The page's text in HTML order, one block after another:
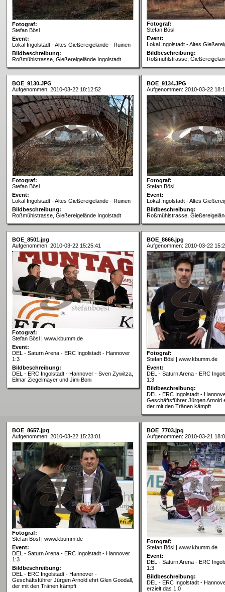
Fotograf:
Stefan Bösl
Event:
Lokal Ingolstadt - Altes Gießereigelände - Ruinen
Bildbeschreibung:
Roßmühlstrasse, Gießereigelände Ingolstadt
Fotograf:
Stefan Bösl
Event:
Lokal Ingolstadt - Altes
Bildbeschreibung:
Roßmühlstrasse,
BOE_9130.JPG
Aufgenommen: 2010-03-22 18:12:52
Fotograf:
Stefan Bösl
Event:
Lokal Ingolstadt - Altes Gießereigelände - Ruinen
Bildbeschreibung:
Roßmühlstrasse, Gießereigelände Ingolstadt
BOE_9134.JPG
Aufgenommen: 2010-03-22
Fotograf:
Stefan Bösl
Event:
Lokal Ingolstadt - Altes
Bildbeschreibung:
Roßmühlstrasse,
BOE_8501.jpg
Aufgenommen: 2010-03-22 15:25:41
Fotograf:
Stefan Bösl | www.kbumm.de
Event:
DEL - Saturn Arena - ERC Ingolstadt - Hannover
1:3
Bildbeschreibung:
DEL - ERC Ingolstadt - Hannover - Sven Zywitza,
Elmar Ziegelmayer und Jimi Boni
BOE_8666.jpg
Aufgenommen: 2010-03-22
Fotograf:
Stefan Bösl | www.kbumm.de
Event:
DEL - Saturn Arena - ERC
1:3
Bildbeschreibung:
DEL - ERC Ingolstadt -
Geschäftsführer Jürgen Arnold
der mit den Tränen kämpft
BOE_8657.jpg
Aufgenommen: 2010-03-22 15:23:01
Fotograf:
Stefan Bösl | www.kbumm.de
Event:
DEL - Saturn Arena - ERC Ingolstadt - Hannover
1:3
Bildbeschreibung:
DEL - ERC Ingolstadt - Hannover -
Geschäftsführer Jürgen Arnold ehrt Glen Goodall,
der mit den Tränen kämpft
BOE_7703.jpg
Aufgenommen: 2010-03-21
Fotograf:
Stefan Bösl | www.kbumm.de
Event:
DEL - Saturn Arena - ERC
1:3
Bildbeschreibung:
DEL - ERC Ingolstadt -
erzielt das 1:0